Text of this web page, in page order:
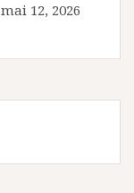
mai 12, 2026